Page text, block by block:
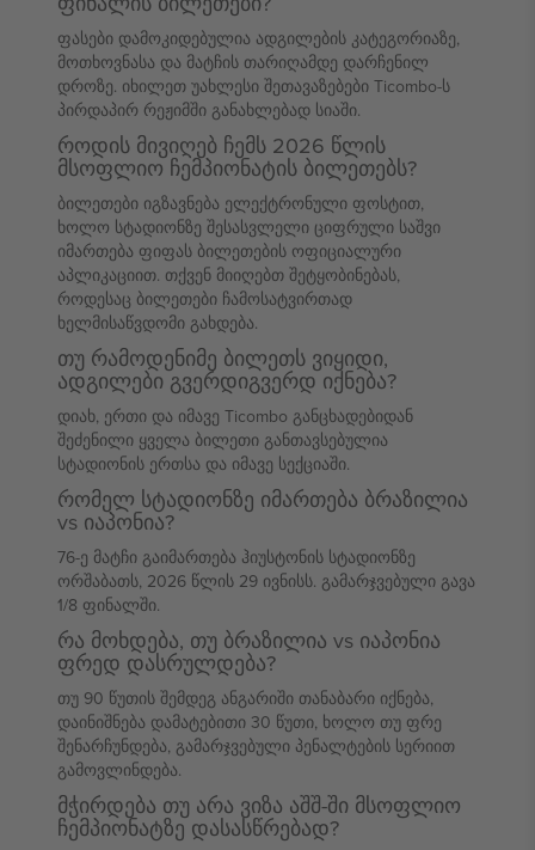
ფასები დამოკიდებულია ადგილების კატეგორიაზე,
მოთხოვნასა და მატჩის თარიღამდე დარჩენილ
დროზე. იხილეთ უახლესი შეთავაზებები Ticombo-ს
პირდაპირ რეჟიმში განახლებად სიაში.
როდის მივიღებ ჩემს 2026 წლის
მსოფლიო ჩემპიონატის ბილეთებს?
ბილეთები იგზავნება ელექტრონული ფოსტით,
ხოლო სტადიონზე შესასვლელი ციფრული საშვი
იმართება ფიფას ბილეთების ოფიციალური
აპლიკაციით. თქვენ მიიღებთ შეტყობინებას,
როდესაც ბილეთები ჩამოსატვირთად
ხელმისაწვდომი გახდება.
თუ რამოდენიმე ბილეთს ვიყიდი,
ადგილები გვერდიგვერდ იქნება?
დიახ, ერთი და იმავე Ticombo განცხადებიდან
შეძენილი ყველა ბილეთი განთავსებულია
სტადიონის ერთსა და იმავე სექციაში.
რომელ სტადიონზე იმართება ბრაზილია
vs იაპონია?
76-ე მატჩი გაიმართება ჰიუსტონის სტადიონზე
ორშაბათს, 2026 წლის 29 ივნისს. გამარჯვებული გავა
1/8 ფინალში.
რა მოხდება, თუ ბრაზილია vs იაპონია
ფრედ დასრულდება?
თუ 90 წუთის შემდეგ ანგარიში თანაბარი იქნება,
დაინიშნება დამატებითი 30 წუთი, ხოლო თუ ფრე
შენარჩუნდება, გამარჯვებული პენალტების სერიით
გამოვლინდება.
მჭირდება თუ არა ვიზა აშშ-ში მსოფლიო
ჩემპიონატზე დასასწრებად?